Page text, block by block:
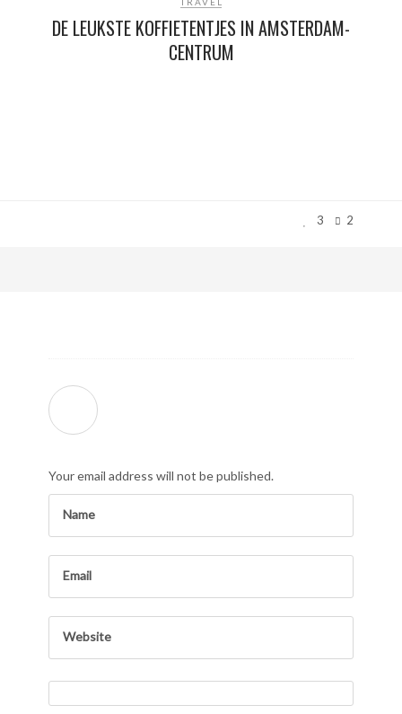
DE LEUKSTE KOFFIETENTJES IN AMSTERDAM-
CENTRUM
3 2
Your email address will not be published.